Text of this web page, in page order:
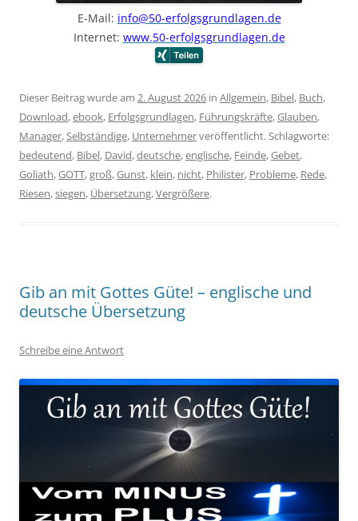
E-Mail: info@50-erfolgsgrundlagen.de
Internet: www.50-erfolgsgrundlagen.de
Dieser Beitrag wurde am 2. August 2026 in Allgemein, Bibel, Buch,
Download,ebook, Erfolgsgrundlagen, Führungskräfte,Glauben,
Manager,Selbständige, Unternehmerveröffentlicht. Schlagworte:
bedeutend, Bibel, David,deutsche,englische, Feinde,Gebet,
Goliath,GOTT,groß,Gunst, klein, nicht, Philister, Probleme, Rede,
Riesen,siegen, Übersetzung,Vergrößere.
Gib an mit Gottes Güte! – englische und
deutsche Übersetzung
Schreibe eine Antwort